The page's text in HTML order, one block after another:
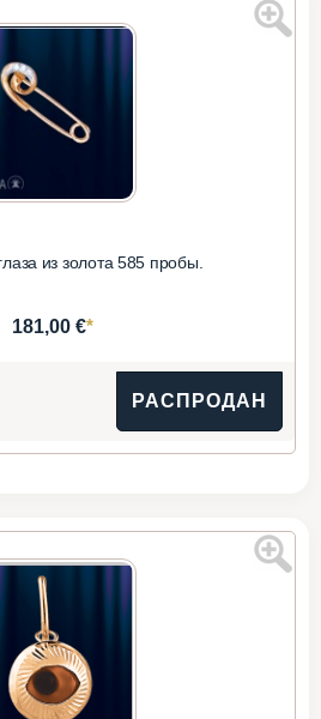
из золота 585 пробы.
181,00 €*
РАСПРОДАН